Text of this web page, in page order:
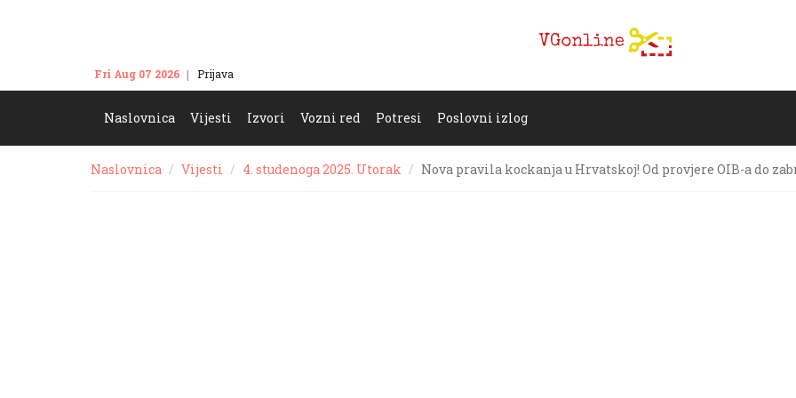
Fri Aug 07 2026 Prijava
Naslovnica Vijesti Izvori Vozni red Potresi Poslovni izlog
Naslovnica Vijesti 4. studenoga 2025. Utorak Nova pravila kockanja u Hrvatskoj! Od provjere OIB-a do